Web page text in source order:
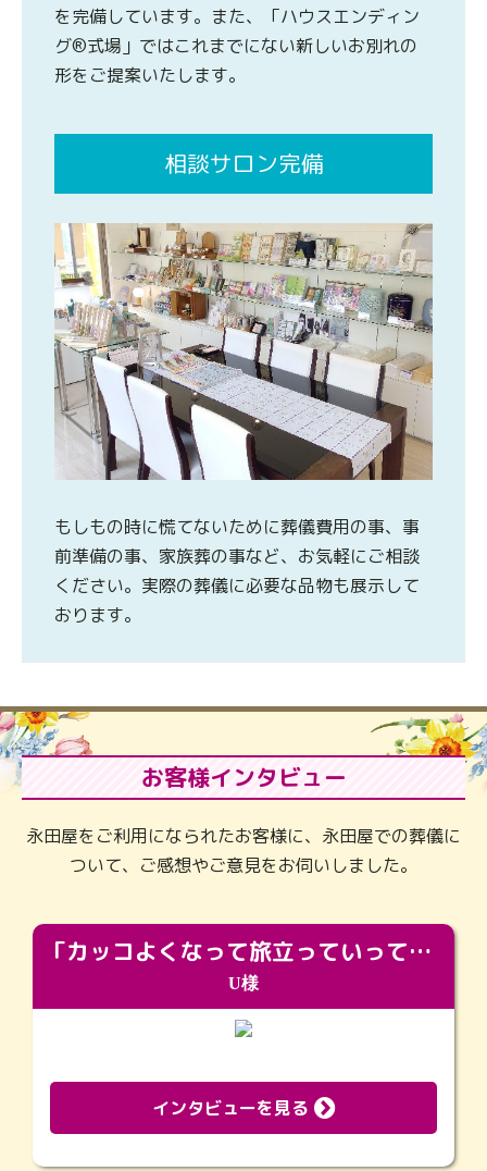
を完備しています。また、「ハウスエンディン
グ®式場」ではこれまでにない新しいお別れの
形をご提案いたします。
相談サロン完備
もしもの時に慌てないために葬儀費用の事、事
前準備の事、家族葬の事など、お気軽にご相談
ください。実際の葬儀に必要な品物も展示して
おります。
お客様インタビュー
永田屋をご利用になられたお客様に、永田屋での葬儀に
ついて、ご感想やご意見をお伺いしました。
「カッコよくなって旅立っていってくれました（笑）もっとカッコいいって言ってあげればよかったな」
U様
インタビューを見る